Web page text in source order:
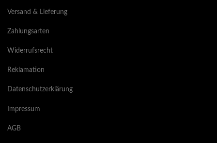
Versand & Lieferung
Zahlungsarten
Widerrufsrecht
Reklamation
Datenschutzerklärung
Impressum
AGB